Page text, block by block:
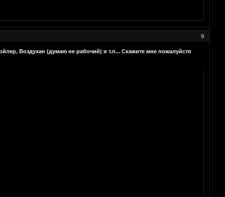
9
Воздухан (думаю не рабочий) и т.п... Скажите мне пожалуйстя